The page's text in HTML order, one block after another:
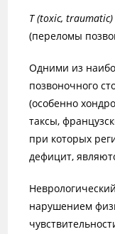
T(toxic, traumatic)
(переломы
Одними из
позвоночного
(особенно
таксы,
при которых
дефицит,
нарушением